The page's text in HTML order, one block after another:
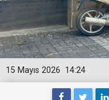
14:24
15 Mayıs 2026